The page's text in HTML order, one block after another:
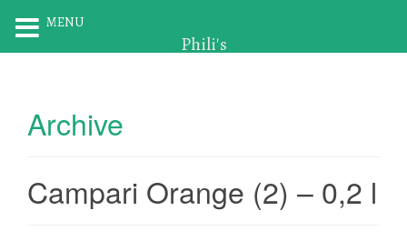
Archive
Campari Orange (2) – 0,2 l
MENU
Phili's